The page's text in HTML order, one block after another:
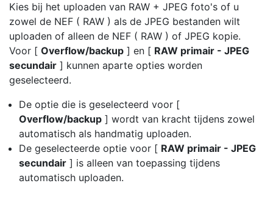
Kies bij het uploaden van RAW + JPEG foto's of u
zowel de NEF ( RAW ) als de JPEG bestanden wilt
uploaden of alleen de NEF ( RAW ) of JPEG kopie.
Voor [ Overflow/backup ] en [ RAW primair - JPEG
secundair ] kunnen aparte opties worden
geselecteerd.
De optie die is geselecteerd voor [
Overflow/backup ] wordt van kracht tijdens zowel
automatisch als handmatig uploaden.
De geselecteerde optie voor [ RAW primair - JPEG
secundair ] is alleen van toepassing tijdens
automatisch uploaden.